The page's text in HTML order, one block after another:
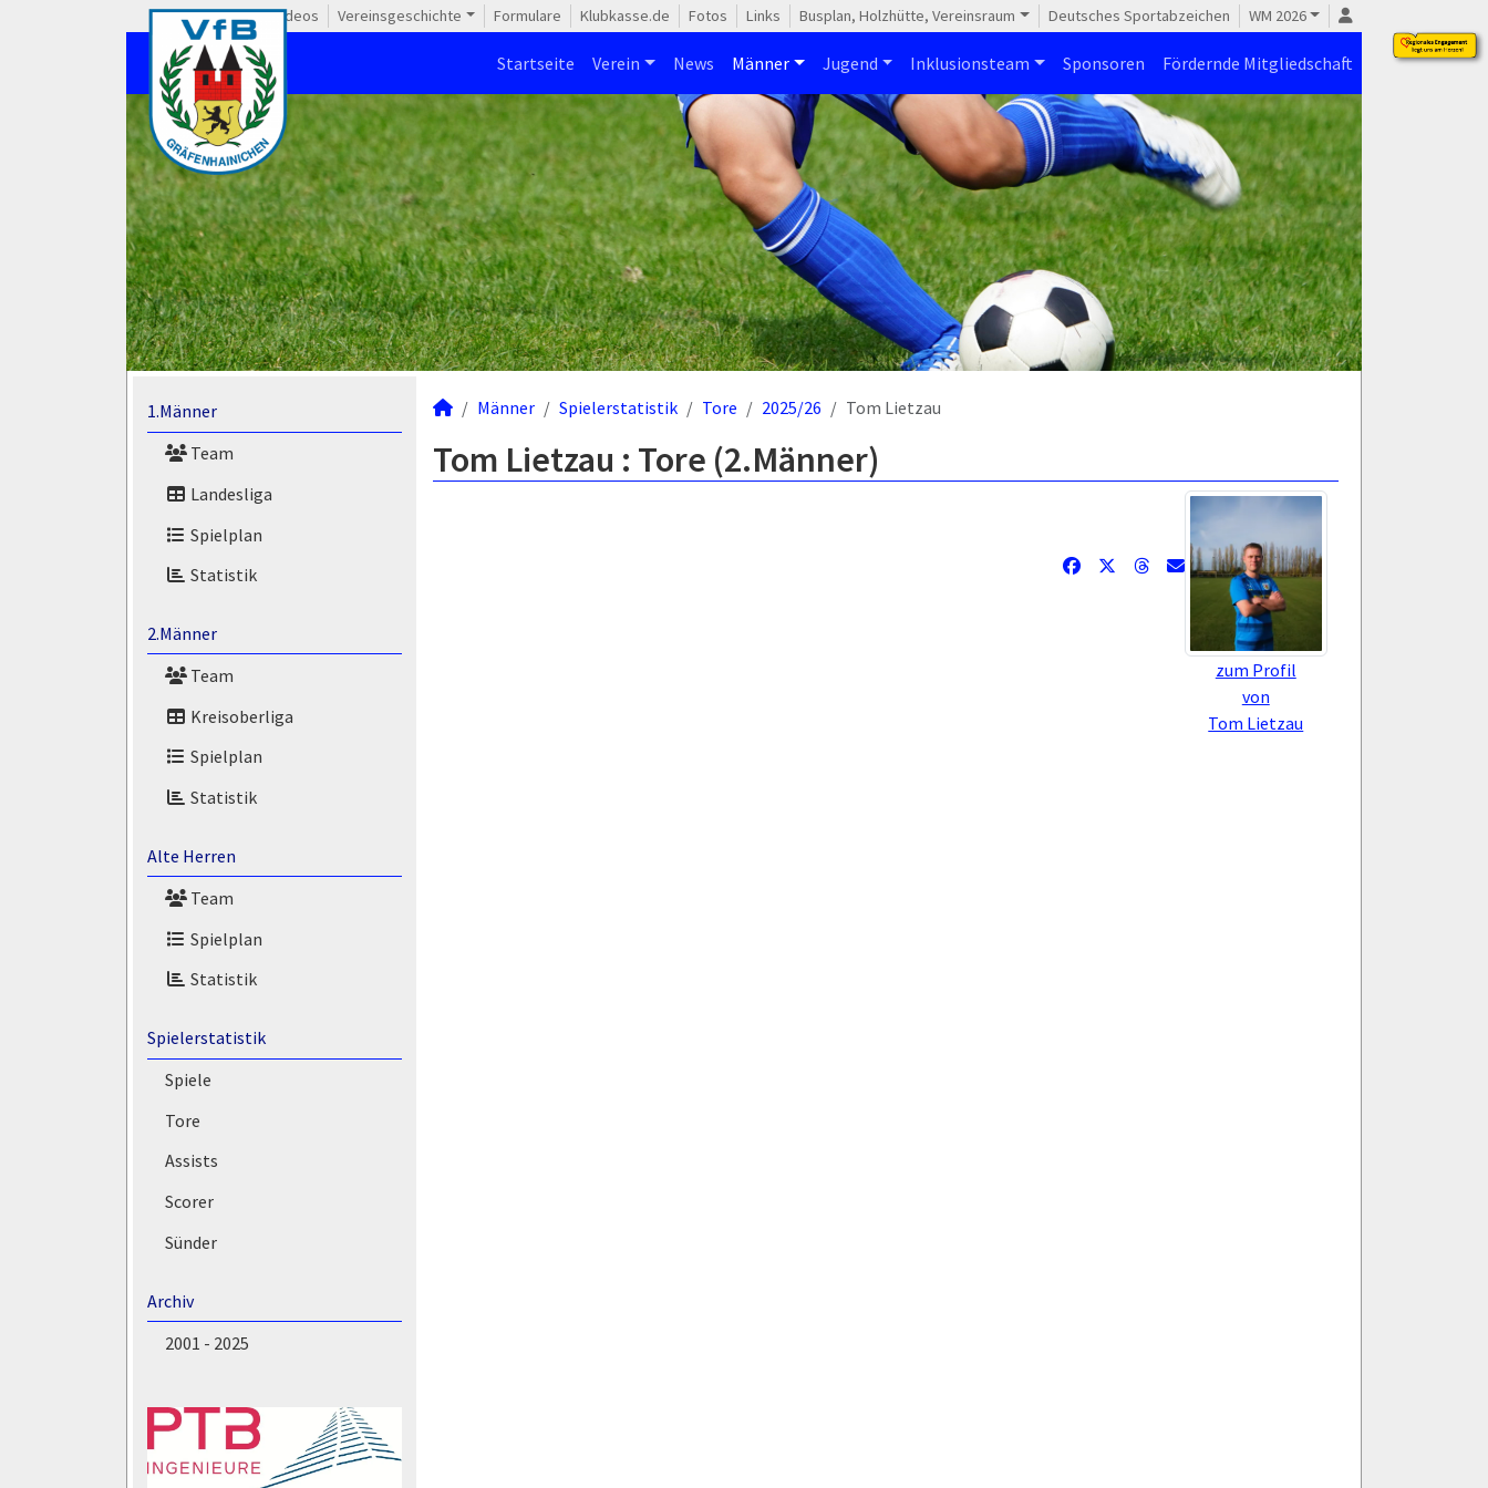
Videos Vereinsgeschichte Formulare Klubkasse.de Fotos Links Busplan, Holzhütte, Vereinsraum Deutsches Sportabzeichen WM 2026
Startseite Verein News Männer Jugend Inklusionsteam Sponsoren Fördernde Mitgliedschaft
1.Männer
Team
Landesliga
Spielplan
Statistik
2.Männer
Team
Kreisoberliga
Spielplan
Statistik
Alte Herren
Team
Spielplan
Statistik
Spielerstatistik
Spiele
Tore
Assists
Scorer
Sünder
Archiv
2001 - 2025
Männer Spielerstatistik Tore 2025/26 Tom Lietzau
Tom Lietzau : Tore (2.Männer)
zum Profil
von
Tom Lietzau